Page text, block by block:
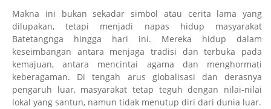
Makna ini bukan sekadar simbol atau cerita lama yang
dilupakan, tetapi menjadi napas hidup masyarakat
Batetangnga hingga hari ini. Mereka hidup dalam
keseimbangan antara menjaga tradisi dan terbuka pada
kemajuan, antara mencintai agama dan menghormati
keberagaman. Di tengah arus globalisasi dan derasnya
pengaruh luar, masyarakat tetap teguh dengan nilai-nilai
lokal yang santun, namun tidak menutup diri dari dunia luar.